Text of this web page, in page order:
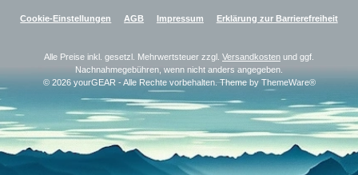
Cookie-Einstellungen AGB Impressum Erklärung zur Barrierefreiheit
Alle Preise inkl. gesetzl. Mehrwertsteuer zzgl. Versandkosten und ggf.
Nachnahmegebühren, wenn nicht anders angegeben.
© 2026 yourGEAR - Alle Rechte vorbehalten. Theme by ThemeWare®